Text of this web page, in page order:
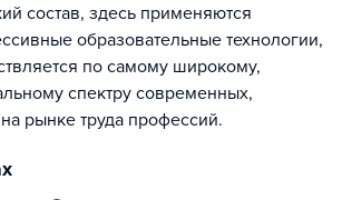
состав, здесь применяются
образовательные технологии,
по самому широкому,
спектру современных,
рынке труда профессий.